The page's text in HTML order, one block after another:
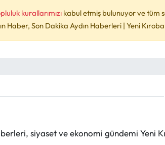
kurallarımızı kabul etmiş bulunuyor ve tüm
Haber, Son Dakika Aydın Haberleri | Yeni
siyaset ve ekonomi gündemi Yeni